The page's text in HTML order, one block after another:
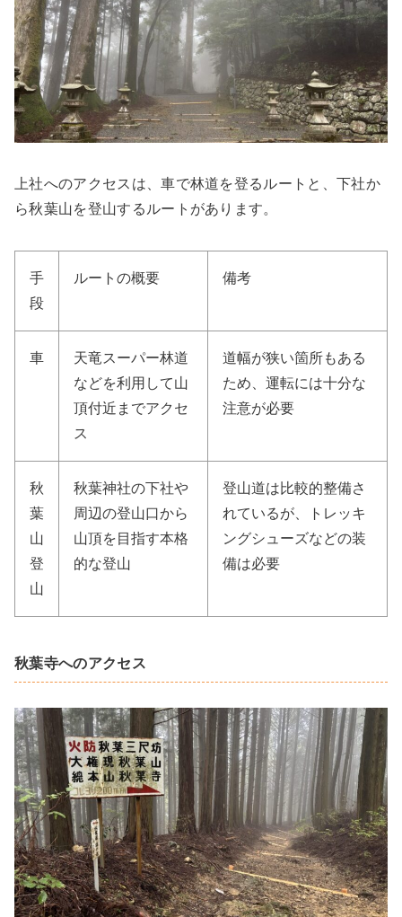
上社へのアクセスは、車で林道を登るルートと、下社か
ら秋葉山を登山するルートがあります。
手
段
ルートの概要 備考
車
天竜スーパー林道
などを利用して山
頂付近までアクセ
ス
道幅が狭い箇所もある
ため、運転には十分な
注意が必要
秋
葉
山
登
山
秋葉神社の下社や
周辺の登山口から
山頂を目指す本格
的な登山
登山道は比較的整備さ
れているが、トレッキ
ングシューズなどの装
備は必要
秋葉寺へのアクセス